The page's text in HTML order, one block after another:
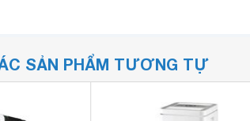
SẢN PHẨM TƯƠNG TỰ